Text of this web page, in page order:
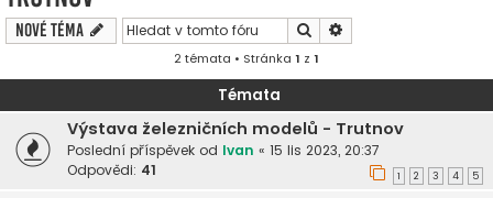
Nové téma Hledat
2 témata • Stránka 1 z 1
Témata
Výstava železničních modelů - Trutnov
Poslední příspěvek od Ivan « 15 lis 2023, 20:37
Odpovědi: 41 1 2 3 4 5